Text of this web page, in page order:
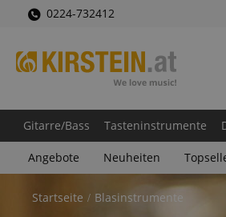
0224-732412
Gitarre/Bass Tasteninstrumente
Angebote Neuheiten
Startseite Blasinstrumente